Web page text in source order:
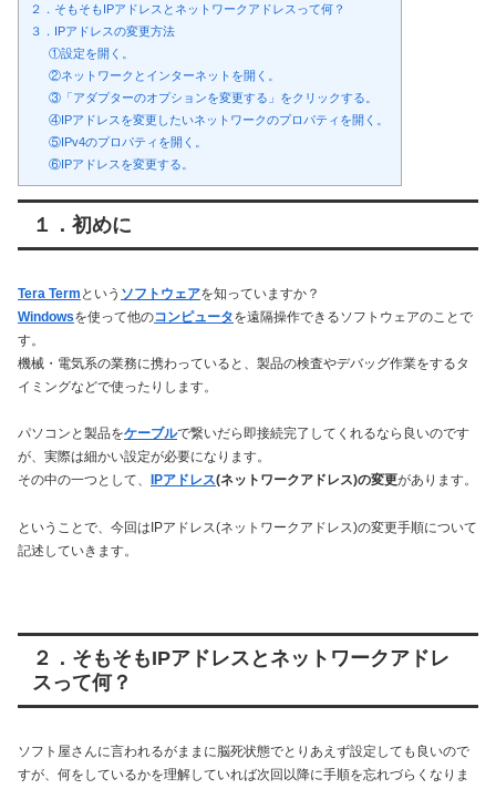
２．そもそもIPアドレスとネットワークアドレスって何？
３．IPアドレスの変更方法
①設定を開く。
②ネットワークとインターネットを開く。
③「アダプターのオプションを変更する」をクリックする。
④IPアドレスを変更したいネットワークのプロパティを開く。
⑤IPv4のプロパティを開く。
⑥IPアドレスを変更する。
１．初めに
Tera Term という ソフトウェアを知っていますか？
Windowsを使って他のコンピュータを遠隔操作できるソフトウェアのことで
す。
機械・電気系の業務に携わっていると、製品の検査やデバッグ作業をするタ
イミングなどで使ったりします。
パソコンと製品をケーブルで繋いだら即接続完了してくれるなら良いのです
が、実際は細かい設定が必要になります。
その中の一つとして、
IPアドレス(ネットワークアドレス)の変更があります。
ということで、今回はIPアドレス(ネットワークアドレス)の変更手順について
記述していきます。
２．そもそもIPアドレスとネットワークアドレ
スって何？
ソフト屋さんに言われるがままに脳死状態でとりあえず設定しても良いので
すが、何をしているかを理解していれば次回以降に手順を忘れづらくなりま